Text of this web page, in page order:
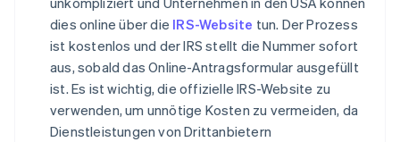
dies online über die IRS-Website tun. Der Prozess
ist kostenlos und der IRS stellt die Nummer sofort
aus, sobald das Online-Antragsformular ausgefüllt
ist. Es ist wichtig, die offizielle IRS-Website zu
verwenden, um unnötige Kosten zu vermeiden, da
Dienstleistungen von Drittanbietern